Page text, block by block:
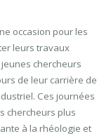
occasion pour les
leurs travaux
chercheurs
de leur carrière de
Ces journées
chercheurs plus
à la rhéologie et